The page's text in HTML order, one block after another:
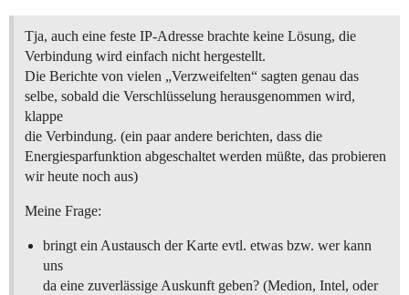
Tja, auch eine feste IP-Adresse brachte keine Lösung, die
Verbindung wird einfach nicht hergestellt.
Die Berichte von vielen „Verzweifelten“ sagten genau das
selbe, sobald die Verschlüsselung herausgenommen wird,
klappe
die Verbindung. (ein paar andere berichten, dass die
Energiesparfunktion abgeschaltet werden müßte, das probieren
wir heute noch aus)
Meine Frage:
bringt ein Austausch der Karte evtl. etwas bzw. wer kann
uns
da eine zuverlässige Auskunft geben? (Medion, Intel, oder